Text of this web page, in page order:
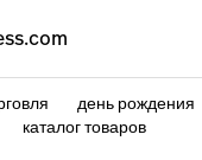
день рождения
каталог товаров